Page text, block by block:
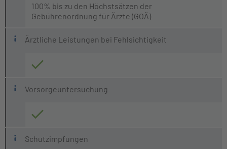
100% bis zu den Höchstsätzen der
Gebührenordnung für Ärzte (GOÄ)
Ärztliche Leistungen bei Fehlsichtigkeit
Vorsorgeuntersuchung
Schutzimpfungen